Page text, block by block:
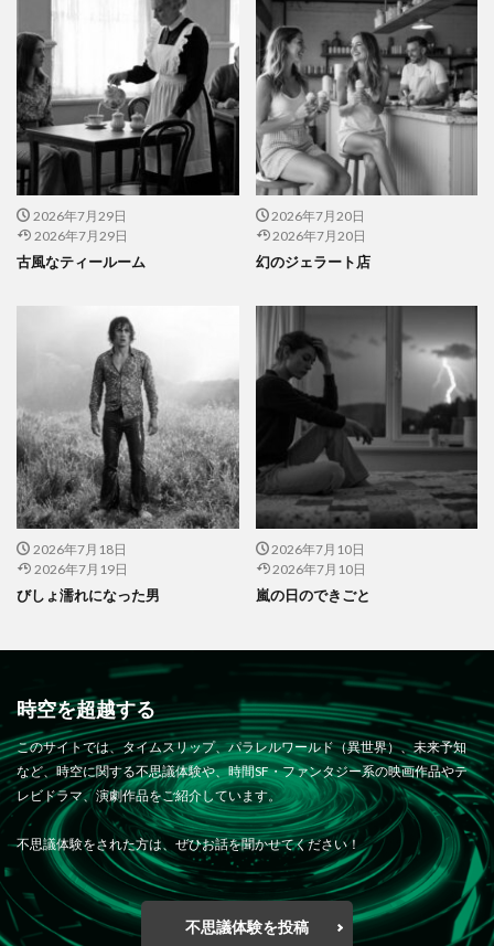
2026年7月29日
2026年7月29日
古風なティールーム
2026年7月20日
2026年7月20日
幻のジェラート店
2026年7月18日
2026年7月19日
びしょ濡れになった男
2026年7月10日
2026年7月10日
嵐の日のできごと
時空を超越する
このサイトでは、タイムスリップ、パラレルワールド（異世界）、未来予知
など、時空に関する不思議体験や、時間SF・ファンタジー系の映画作品やテ
レビドラマ、演劇作品をご紹介しています。
不思議体験をされた方は、ぜひお話を聞かせてください！
不思議体験を投稿